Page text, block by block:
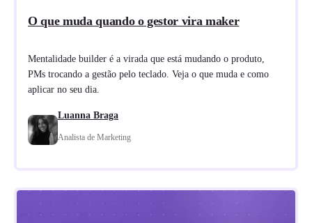
O que muda quando o gestor vira maker
Mentalidade builder é a virada que está mudando o produto,
PMs trocando a gestão pelo teclado. Veja o que muda e como
aplicar no seu dia.
Luanna Braga
Analista de Marketing